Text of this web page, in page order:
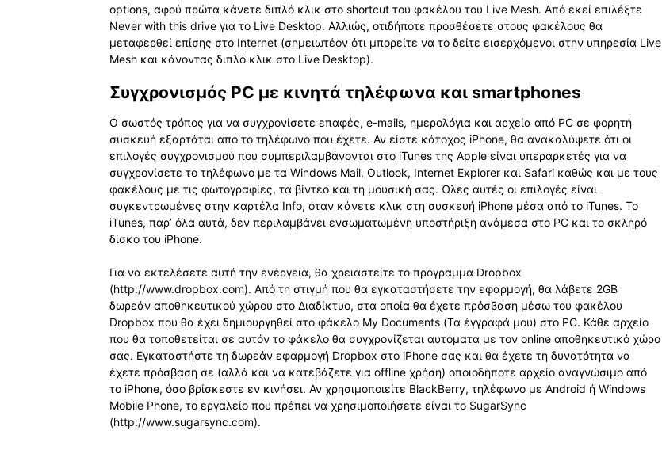
options, αφού πρώτα κάνετε διπλό κλικ στο shortcut του φακέλου του Live Mesh. Από εκεί επιλέξτε
Never with this drive για το Live Desktop. Αλλιώς, οτιδήποτε προσθέσετε στους φακέλους θα
μεταφερθεί επίσης στο Internet (σημειωτέον ότι μπορείτε να το δείτε εισερχόμενοι στην υπηρεσία Live
Mesh και κάνοντας διπλό κλικ στο Live Desktop).
Συγχρονισμός PC με κινητά τηλέφωνα και smartphones
Ο σωστός τρόπος για να συγχρονίσετε επαφές, e-mails, ημερολόγια και αρχεία από PC σε φορητή
συσκευή εξαρτάται από το τηλέφωνο που έχετε. Αν είστε κάτοχος iPhone, θα ανακαλύψετε ότι οι
επιλογές συγχρονισμού που συμπεριλαμβάνονται στο iTunes της Apple είναι υπεραρκετές για να
συγχρονίσετε το τηλέφωνο με τα Windows Mail, Outlook, Internet Explorer και Safari καθώς και με τους
φακέλους με τις φωτογραφίες, τα βίντεο και τη μουσική σας. Όλες αυτές οι επιλογές είναι
συγκεντρωμένες στην καρτέλα Info, όταν κάνετε κλικ στη συσκευή iPhone μέσα από το iTunes. Το
iTunes, παρ’ όλα αυτά, δεν περιλαμβάνει ενσωματωμένη υποστήριξη ανάμεσα στο PC και το σκληρό
δίσκο του iPhone.
Για να εκτελέσετε αυτή την ενέργεια, θα χρειαστείτε το πρόγραμμα Dropbox
(http://www.dropbox.com). Από τη στιγμή που θα εγκαταστήσετε την εφαρμογή, θα λάβετε 2GB
δωρεάν αποθηκευτικού χώρου στο Διαδίκτυο, στα οποία θα έχετε πρόσβαση μέσω του φακέλου
Dropbox που θα έχει δημιουργηθεί στο φάκελο My Documents (Τα έγγραφά μου) στο PC. Κάθε αρχείο
που θα τοποθετείται σε αυτόν το φάκελο θα συγχρονίζεται αυτόματα με τον online αποθηκευτικό χώρο
σας. Εγκαταστήστε τη δωρεάν εφαρμογή Dropbox στο iPhone σας και θα έχετε τη δυνατότητα να
έχετε πρόσβαση σε (αλλά και να κατεβάζετε για offline χρήση) οποιοδήποτε αρχείο αναγνώσιμο από
το iPhone, όσο βρίσκεστε εν κινήσει. Αν χρησιμοποιείτε BlackBerry, τηλέφωνο με Android ή Windows
Mobile Phone, το εργαλείο που πρέπει να χρησιμοποιήσετε είναι το SugarSync
(http://www.sugarsync.com).